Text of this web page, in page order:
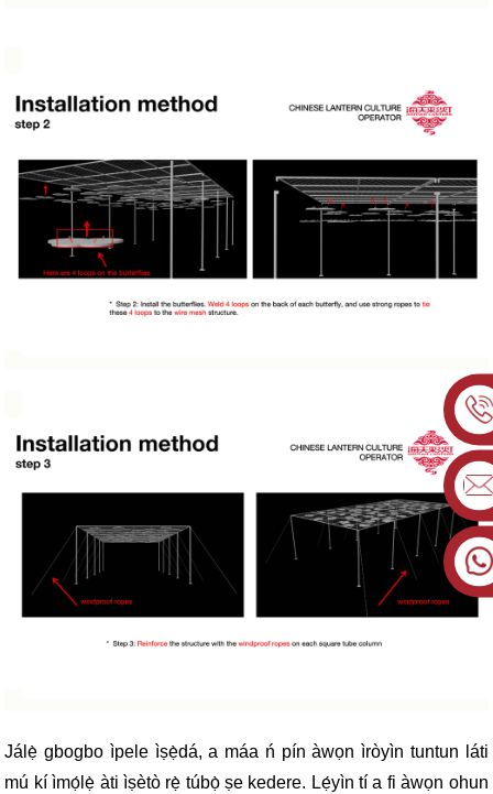
Jálẹ̀ gbogbo ìpele ìṣẹ̀dá, a máa ń pín àwọn ìròyìn tuntun láti
mú kí ìmọ́lẹ̀ àti ìṣètò rẹ̀ túbọ̀ ṣe kedere. Lẹ́yìn tí a fi àwọn ohun